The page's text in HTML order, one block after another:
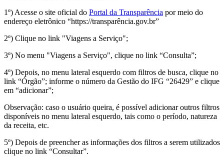
1º) Acesse o site oficial do Portal da Transparência por meio do
endereço eletrônico “https://transparência.gov.br”
2º) Clique no link "Viagens a Serviço";
3º) No menu "Viagens a Serviço", clique no link “Consulta”;
4º) Depois, no menu lateral esquerdo com filtros de busca, clique no
link “Órgão”; informe o número da Gestão do IFG “26429” e clique
em “adicionar”;
Observação: caso o usuário queira, é possível adicionar outros filtros
disponíveis no menu lateral esquerdo, tais como o período, natureza
da receita, etc.
5º) Depois de preencher as informações dos filtros a serem utilizados
clique no link “Consultar”.